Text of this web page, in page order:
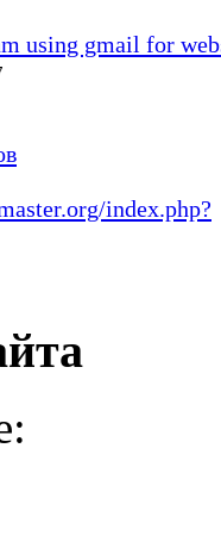
using gmail for
index.php?